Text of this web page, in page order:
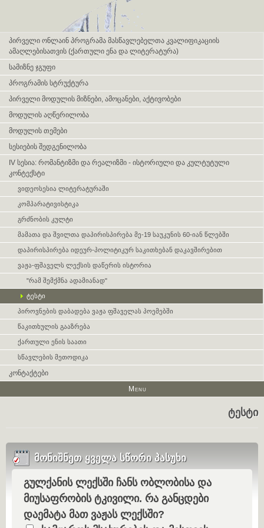
Skip navigation
პირველი ონლაინ პროგრამა მასწავლებელთა კვალიფიკაციის
ამაღლებისათვის (ქართული ენა და ლიტერატურა)
სამიზნე ჯგუფი
პროგრამის სტრუქტურა
პირველი მოდულის მიზნები, ამოცანები, აქტივობები
მოდულის აღწერილობა
მოდულის თემები
სესიების შედგენილობა
IV სესია: რომანტიზმი და რეალიზმი - ისტორიული და კულტუტული
კონტექსტი
ვიდეოსესია ლიტერატურაში
კომპარატივისტიკა
გრძნობის კულტი
მამათა და შვილთა დაპირისპირება მე-19 საუკუნის 60-იან წლებში
დაპირისპირება იდეურ-პოლიტიკურ საკითხებან დაკავშირებით
ვაჟა-ფშაველს ლექსის დაწერის ისტორია
"რამ შემქმნა ადამიანად"
ტესტი
პიროვნების დაბადება ვაჟა ფშაველას პოემებში
წაკითხულის გააზრება
ქართული ენის საათი
სწავლების მეთოდიკა
კონტაქტები
Menu
ტესტი
მონიშნეთ ყველა სწორი პასუხი
Question
გულქანის ლექსში ჩანს ობლობისა და
მიუსაფრობის ტკივილი. რა განცდები
დაემატა მათ ვაჟას ლექსში?